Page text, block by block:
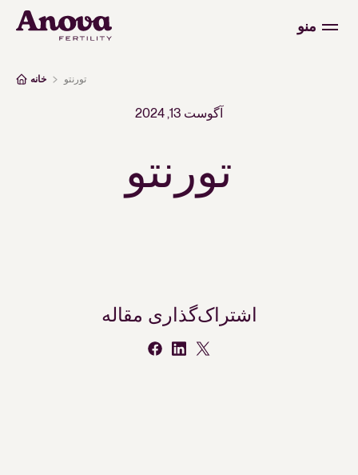
منو
خانه تورنتو
آگوست 13, 2024
تورنتو
اشتراک‌گذاری مقاله